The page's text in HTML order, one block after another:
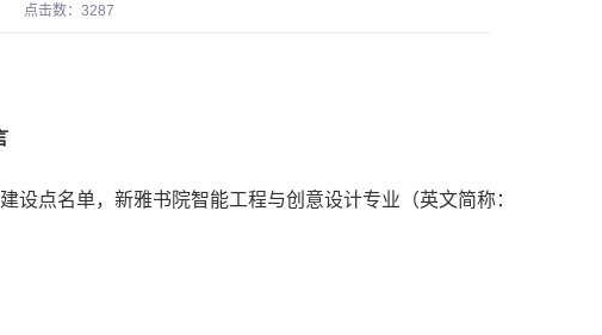
点击数： 3287
点名单，新雅书院智能工程与创意设计专业（英文简称：